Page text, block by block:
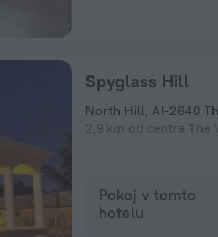
Spyglass Hill
North Hill, AI-2640
2,9 km od centra The
Pokoj v tomto
hotelu